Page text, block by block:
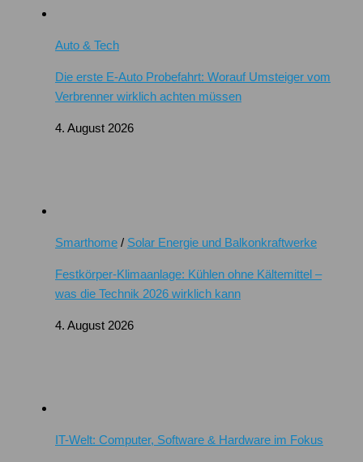
Auto & Tech
Die erste E-Auto Probefahrt: Worauf Umsteiger vom
Verbrenner wirklich achten müssen
4. August 2026
Smarthome / Solar Energie und Balkonkraftwerke
Festkörper-Klimaanlage: Kühlen ohne Kältemittel –
was die Technik 2026 wirklich kann
4. August 2026
IT-Welt: Computer, Software & Hardware im Fokus